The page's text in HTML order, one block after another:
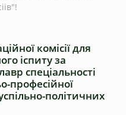
комісії для
іспиту за
спеціальності
професійної
політичних